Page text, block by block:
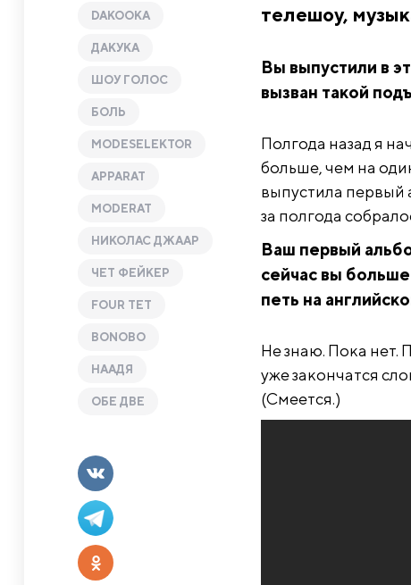
DAKOOKA
ДАКУКА
ШОУ ГОЛОС
БОЛЬ
MODESELEKTOR
APPARAT
MODERAT
НИКОЛАС ДЖААР
ЧЕТ ФЕЙКЕР
FOUR TET
BONOBO
НААДЯ
ОБЕ ДВЕ
телешоу,
Вы выпустили в
вызван такой
Полгода назад я
больше, чем на
выпустила первый
за полгода
Ваш первый
сейчас вы
петь на
Не знаю. Пока нет.
уже закончатся
(Смеется.)